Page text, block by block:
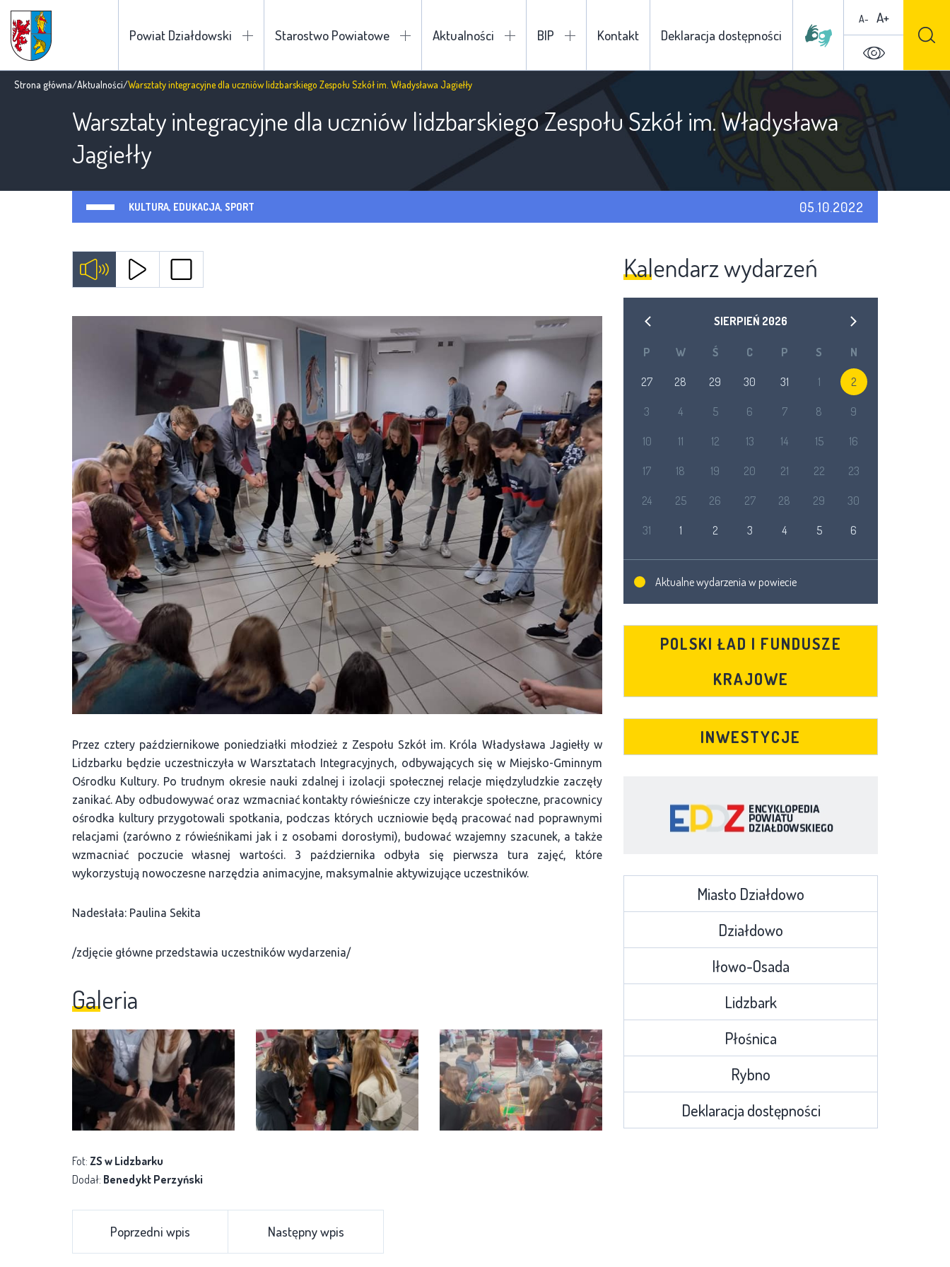
Powiat Działdowski Starostwo Powiatowe Aktualności BIP Kontakt Deklaracja dostępności
A- A+
Strona główna/Aktualności/Warsztaty integracyjne dla uczniów lidzbarskiego Zespołu Szkół im. Władysława Jagiełły
Warsztaty integracyjne dla uczniów lidzbarskiego Zespołu Szkół im. Władysława
Jagiełły
KULTURA, EDUKACJA, SPORT 05.10.2022
Przez cztery październikowe poniedziałki młodzież z Zespołu Szkół im. Króla Władysława Jagiełły w
Lidzbarku będzie uczestniczyła w Warsztatach Integracyjnych, odbywających się w Miejsko-Gminnym
Ośrodku Kultury. Po trudnym okresie nauki zdalnej i izolacji społecznej relacje międzyludzkie zaczęły
zanikać. Aby odbudowywać oraz wzmacniać kontakty rówieśnicze czy interakcje społeczne, pracownicy
ośrodka kultury przygotowali spotkania, podczas których uczniowie będą pracować nad poprawnymi
relacjami (zarówno z rówieśnikami jak i z osobami dorosłymi), budować wzajemny szacunek, a także
wzmacniać poczucie własnej wartości. 3 października odbyła się pierwsza tura zajęć, które
wykorzystują nowoczesne narzędzia animacyjne, maksymalnie aktywizujące uczestników.
Nadesłała: Paulina Sekita
/zdjęcie główne przedstawia uczestników wydarzenia/
Galeria
Fot: ZS w Lidzbarku
Dodał: Benedykt Perzyński
Poprzedni wpis Następny wpis
Kalendarz wydarzeń
SIERPIEŃ 2026
P W Ś C P S N
27 28 29 30 31 1 2
3 4 5 6 7 8 9
10 11 12 13 14 15 16
17 18 19 20 21 22 23
24 25 26 27 28 29 30
31 1 2 3 4 5 6
Aktualne wydarzenia w powiecie
POLSKI ŁAD I FUNDUSZE
KRAJOWE
INWESTYCJE
Miasto Działdowo
Działdowo
Iłowo-Osada
Lidzbark
Płośnica
Rybno
Deklaracja dostępności